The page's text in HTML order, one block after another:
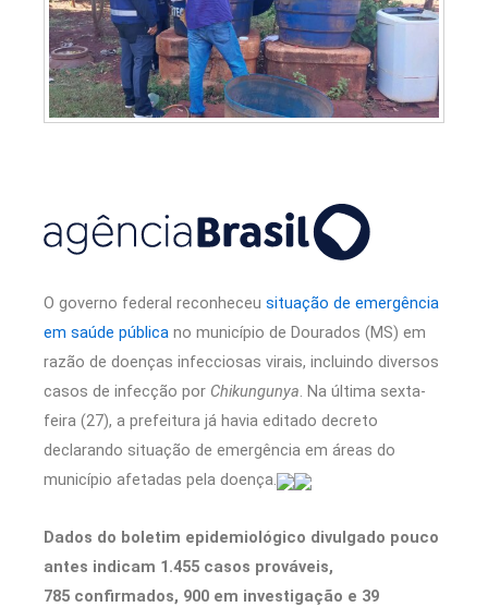
O governo federal reconheceu situação de emergência
em saúde pública no município de Dourados (MS) em
razão de doenças infecciosas virais, incluindo diversos
casos de infecção por Chikungunya. Na última sexta-
feira (27), a prefeitura já havia editado decreto
declarando situação de emergência em áreas do
município afetadas pela doença.
Dados do boletim epidemiológico divulgado pouco
antes indicam 1.455 casos prováveis,
785 confirmados, 900 em investigação e 39